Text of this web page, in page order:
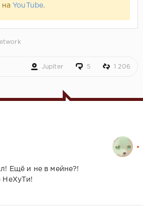
на YouTube.
Jupiter 5 1 206
Ещё и не в мейне?!
НеХуТи!